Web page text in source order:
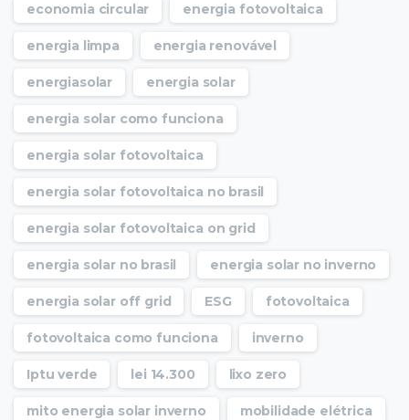
economia circular energia fotovoltaica
energia limpa energia renovável
energiasolar energia solar
energia solar como funciona
energia solar fotovoltaica
energia solar fotovoltaica no brasil
energia solar fotovoltaica on grid
energia solar no brasil energia solar no inverno
energia solar off grid ESG fotovoltaica
fotovoltaica como funciona inverno
Iptu verde lei 14.300 lixo zero
mito energia solar inverno mobilidade elétrica